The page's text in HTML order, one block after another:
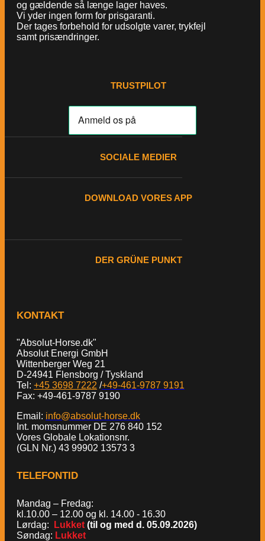
og gældende så længe lager haves.
Vi yder ingen form for prisgaranti.
Der tages forbehold for udsolgte varer, trykfejl
samt prisændringer.
TRUSTPILOT
SOCIALE MEDIER
DOWNLOAD VORES APP
DER GRÜNE PUNKT
KONTAKT
"Absolut-Horse.dk"
Absolut Energi GmbH
Wittenberger Weg 21
D-24941 Flensborg / Tyskland
Tel: +45 3698 7222 /+49-461-9787 9191
Fax: +49-461-9787 9190
Email: info@absolut-horse.dk
Int. momsnummer DE 276 840 152
Vores Globale Lokationsnr.
(GLN Nr.) 43 99902 13573 3
TELEFONTID
Mandag – Fredag:
kl.10.00 – 12.00 og kl. 14.00 - 16.30
Lørdag:
Lukket (til og med d. 05.09.2026)
Søndag: Lukket